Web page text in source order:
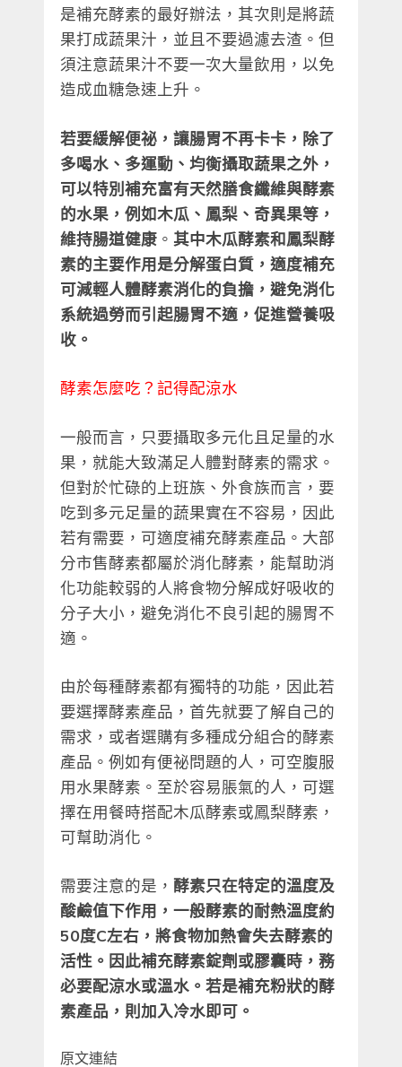
是補充酵素的最好辦法，其次則是將蔬
果打成蔬果汁，並且不要過濾去渣。但
須注意蔬果汁不要一次大量飲用，以免
造成血糖急速上升。
若要緩解便祕，讓腸胃不再卡卡，除了
多喝水、多運動、均衡攝取蔬果之外，
可以特別補充富有天然膳食纖維與酵素
的水果，例如木瓜、鳳梨、奇異果等，
維持腸道健康 。 其中木瓜酵素和鳳梨酵
素的主要作用是分解蛋白質，適度補充
可減輕人體酵素消化的負擔，避免消化
系統過勞而引起腸胃不適，促進營養吸
收。
酵素怎麼吃？記得配涼水
一般而言，只要攝取多元化且足量的水
果，就能大致滿足人體對酵素的需求。
但對於忙碌的上班族、外食族而言，要
吃到多元足量的蔬果實在不容易，因此
若有需要，可適度補充酵素產品。大部
分市售酵素都屬於消化酵素，能幫助消
化功能較弱的人將食物分解成好吸收的
分子大小，避免消化不良引起的腸胃不
適。
由於每種酵素都有獨特的功能，因此若
要選擇酵素產品，首先就要了解自己的
需求，或者選購有多種成分組合的酵素
產品。例如有便祕問題的人，可空腹服
用水果酵素。至於容易脹氣的人，可選
擇在用餐時搭配木瓜酵素或鳳梨酵素，
可幫助消化。
需要注意的是， 酵素只在特定的溫度及
酸鹼值下作用，一般酵素的耐熱溫度約
50度C左右，將食物加熱會失去酵素的
活性。因此補充酵素錠劑或膠囊時，務
必要配涼水或溫水。若是補充粉狀的酵
素產品，則加入冷水即可。
原文連結